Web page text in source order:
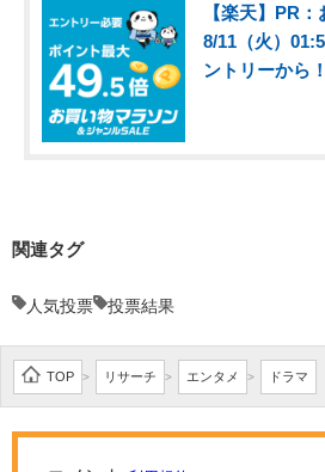
【楽天】PR
8/11（火）
ントリーから！
関連タグ
人気投票 投票結果
TOP > リサーチ > エンタメ > ドラマ